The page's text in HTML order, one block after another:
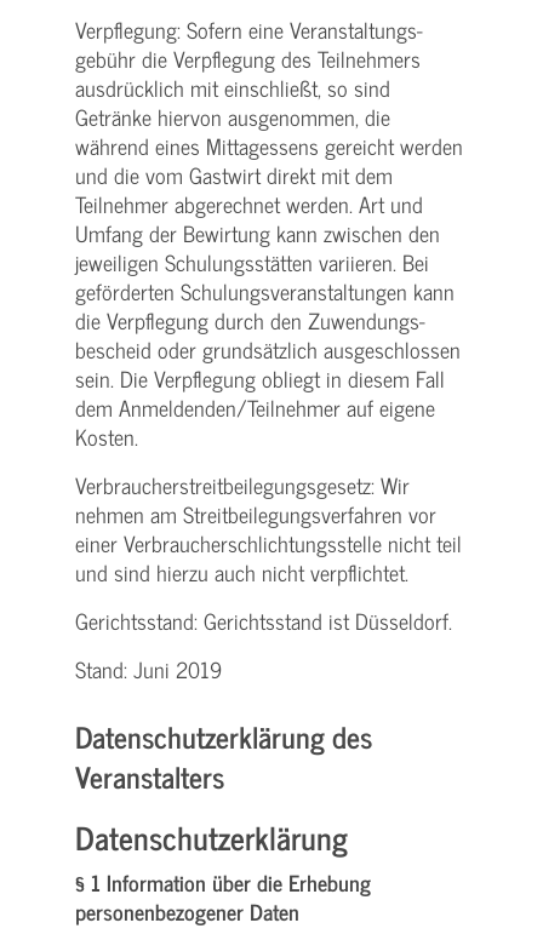
Verpflegung: Sofern eine Veranstaltungs­
gebühr die Verpflegung des Teilnehmers
ausdrücklich mit einschließt, so sind
Getränke hiervon ausgenommen, die
während eines Mittagessens gereicht werden
und die vom Gastwirt direkt mit dem
Teilnehmer abgerechnet werden. Art und
Umfang der Bewirtung kann zwischen den
jeweiligen Schulungsstätten variieren. Bei
geförderten Schulungs­veranstaltungen kann
die Verpflegung durch den Zuwendungs­
bescheid oder grundsätzlich ausgeschlossen
sein. Die Verpflegung obliegt in diesem Fall
dem Anmeldenden/­Teilnehmer auf eigene
Kosten.
Verbraucher­streitbeilegungs­gesetz: Wir
nehmen am Streit­beilegungs­verfahren vor
einer Verbraucher­schlichtungs­stelle nicht teil
und sind hierzu auch nicht verpflichtet.
Gerichtsstand: Gerichtsstand ist Düsseldorf.
Stand: Juni 2019
Datenschutzerklärung des
Veranstalters
Datenschutzerklärung
§ 1 Information über die Erhebung
personenbezogener Daten